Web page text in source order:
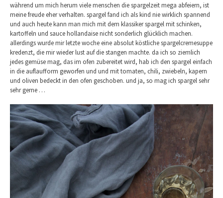
während um mich herum viele menschen die spargelzeit mega abfeiern, ist
meine freude eher verhalten. spargel fand ich als kind nie wirklich spannend
und auch heute kann man mich mit dem klassiker spargel mit schinken,
kartoffeln und sauce hollandaise nicht sonderlich glücklich machen.
allerdings wurde mir letzte woche eine absolut köstliche spargelcremesuppe
kredenzt, die mir wieder lust auf die stangen machte. da ich so ziemlich
jedes gemüse mag, das im ofen zubereitet wird, hab ich den spargel einfach
in die auflaufform geworfen und und mit tomaten, chili, zwiebeln, kapern
und oliven bedeckt in den ofen geschoben. und ja, so mag ich spargel sehr
sehr gerne …